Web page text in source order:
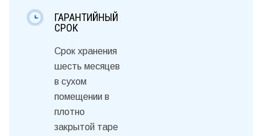
ГАРАНТИЙНЫЙ
СРОК
Срок хранения
шесть месяцев
в сухом
помещении в
плотно
закрытой таре